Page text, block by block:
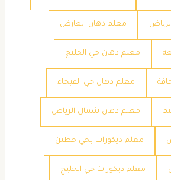
معلم دهان العارض
معلم دهان حي الخليج
معلم دهان حي الفيحاء
معلم دهان شمال الرياض
معلم ديكورات بحي حطين
معلم ديكورات حي الخليج